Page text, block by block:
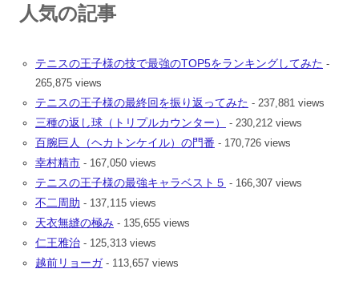
人気の記事
テニスの王子様の技で最強のTOP5をランキングしてみた -
265,875 views
テニスの王子様の最終回を振り返ってみた - 237,881 views
三種の返し球（トリプルカウンター） - 230,212 views
百腕巨人（ヘカトンケイル）の門番 - 170,726 views
幸村精市 - 167,050 views
テニスの王子様の最強キャラベスト５ - 166,307 views
不二周助 - 137,115 views
天衣無縫の極み - 135,655 views
仁王雅治 - 125,313 views
越前リョーガ- 113,657 views